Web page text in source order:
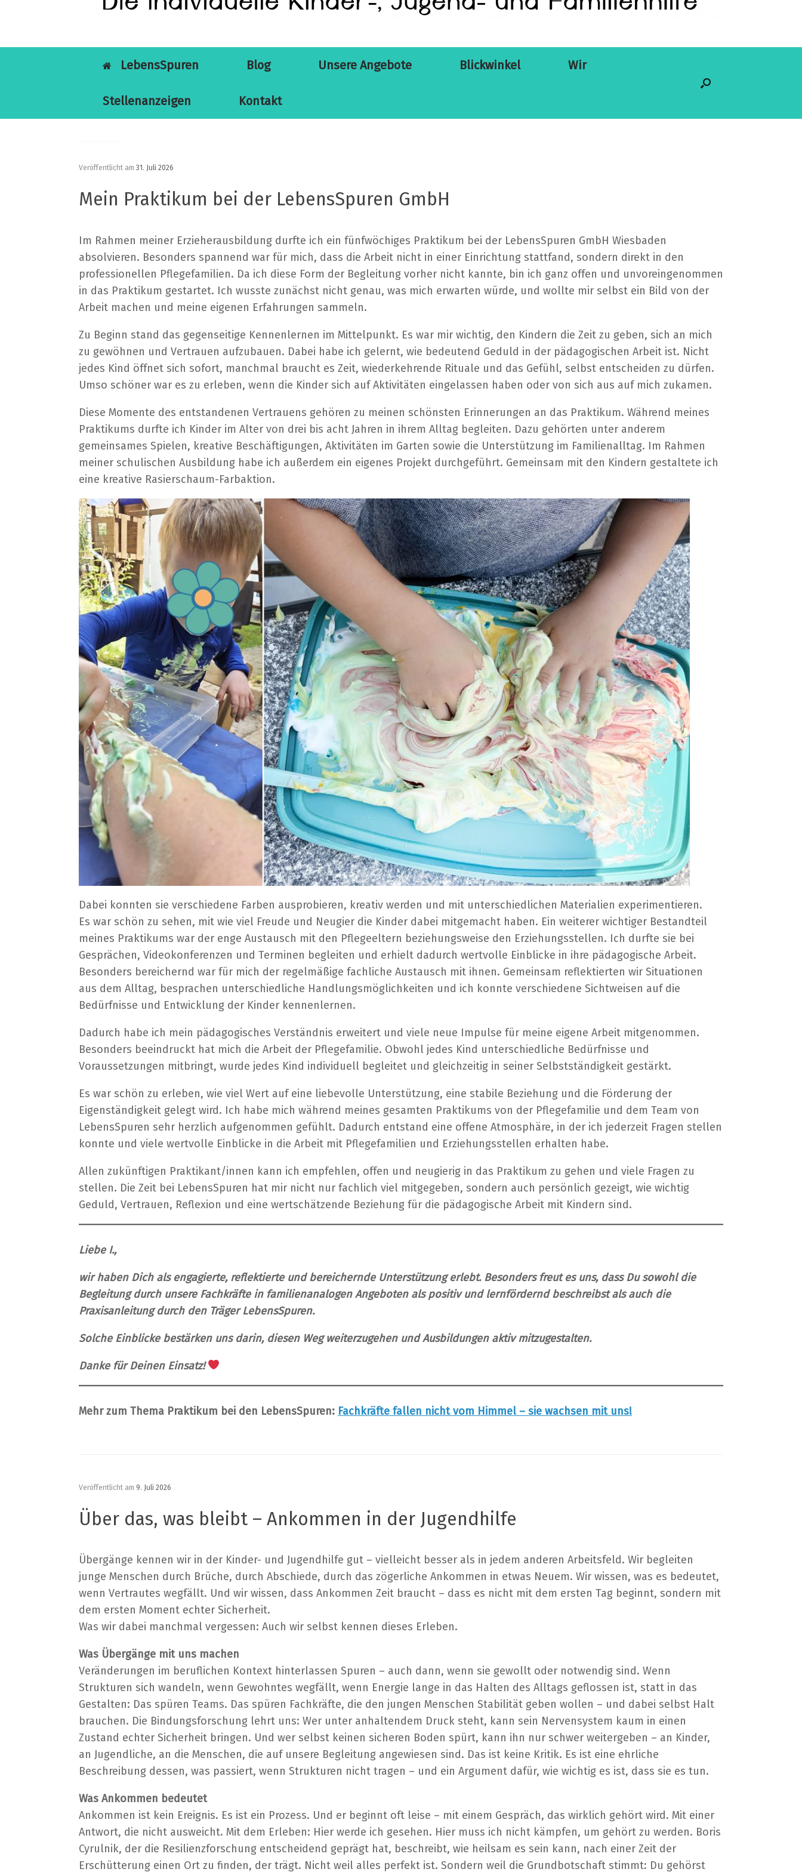
LebensSpuren Blog Unsere Angebote Blickwinkel Wir
Stellenanzeigen Kontakt
Veröffentlicht am 31. Juli 2026
Mein Praktikum bei der LebensSpuren GmbH
Im Rahmen meiner Erzieherausbildung durfte ich ein fünfwöchiges Praktikum bei der LebensSpuren GmbH Wiesbaden
absolvieren. Besonders spannend war für mich, dass die Arbeit nicht in einer Einrichtung stattfand, sondern direkt in den
professionellen Pflegefamilien. Da ich diese Form der Begleitung vorher nicht kannte, bin ich ganz offen und unvoreingenommen
in das Praktikum gestartet. Ich wusste zunächst nicht genau, was mich erwarten würde, und wollte mir selbst ein Bild von der
Arbeit machen und meine eigenen Erfahrungen sammeln.
Zu Beginn stand das gegenseitige Kennenlernen im Mittelpunkt. Es war mir wichtig, den Kindern die Zeit zu geben, sich an mich
zu gewöhnen und Vertrauen aufzubauen. Dabei habe ich gelernt, wie bedeutend Geduld in der pädagogischen Arbeit ist. Nicht
jedes Kind öffnet sich sofort, manchmal braucht es Zeit, wiederkehrende Rituale und das Gefühl, selbst entscheiden zu dürfen.
Umso schöner war es zu erleben, wenn die Kinder sich auf Aktivitäten eingelassen haben oder von sich aus auf mich zukamen.
Diese Momente des entstandenen Vertrauens gehören zu meinen schönsten Erinnerungen an das Praktikum. Während meines
Praktikums durfte ich Kinder im Alter von drei bis acht Jahren in ihrem Alltag begleiten. Dazu gehörten unter anderem
gemeinsames Spielen, kreative Beschäftigungen, Aktivitäten im Garten sowie die Unterstützung im Familienalltag. Im Rahmen
meiner schulischen Ausbildung habe ich außerdem ein eigenes Projekt durchgeführt. Gemeinsam mit den Kindern gestaltete ich
eine kreative Rasierschaum-Farbaktion.
Dabei konnten sie verschiedene Farben ausprobieren, kreativ werden und mit unterschiedlichen Materialien experimentieren.
Es war schön zu sehen, mit wie viel Freude und Neugier die Kinder dabei mitgemacht haben. Ein weiterer wichtiger Bestandteil
meines Praktikums war der enge Austausch mit den Pflegeeltern beziehungsweise den Erziehungsstellen. Ich durfte sie bei
Gesprächen, Videokonferenzen und Terminen begleiten und erhielt dadurch wertvolle Einblicke in ihre pädagogische Arbeit.
Besonders bereichernd war für mich der regelmäßige fachliche Austausch mit ihnen. Gemeinsam reflektierten wir Situationen
aus dem Alltag, besprachen unterschiedliche Handlungsmöglichkeiten und ich konnte verschiedene Sichtweisen auf die
Bedürfnisse und Entwicklung der Kinder kennenlernen.
Dadurch habe ich mein pädagogisches Verständnis erweitert und viele neue Impulse für meine eigene Arbeit mitgenommen.
Besonders beeindruckt hat mich die Arbeit der Pflegefamilie. Obwohl jedes Kind unterschiedliche Bedürfnisse und
Voraussetzungen mitbringt, wurde jedes Kind individuell begleitet und gleichzeitig in seiner Selbstständigkeit gestärkt.
Es war schön zu erleben, wie viel Wert auf eine liebevolle Unterstützung, eine stabile Beziehung und die Förderung der
Eigenständigkeit gelegt wird. Ich habe mich während meines gesamten Praktikums von der Pflegefamilie und dem Team von
LebensSpuren sehr herzlich aufgenommen gefühlt. Dadurch entstand eine offene Atmosphäre, in der ich jederzeit Fragen stellen
konnte und viele wertvolle Einblicke in die Arbeit mit Pflegefamilien und Erziehungsstellen erhalten habe.
Allen zukünftigen Praktikant/innen kann ich empfehlen, offen und neugierig in das Praktikum zu gehen und viele Fragen zu
stellen. Die Zeit bei LebensSpuren hat mir nicht nur fachlich viel mitgegeben, sondern auch persönlich gezeigt, wie wichtig
Geduld, Vertrauen, Reflexion und eine wertschätzende Beziehung für die pädagogische Arbeit mit Kindern sind.
Liebe I.,
wir haben Dich als engagierte, reflektierte und bereichernde Unterstützung erlebt. Besonders freut es uns, dass Du sowohl die
Begleitung durch unsere Fachkräfte in familienanalogen Angeboten als positiv und lernfördernd beschreibst als auch die
Praxisanleitung durch den Träger LebensSpuren.
Solche Einblicke bestärken uns darin, diesen Weg weiterzugehen und Ausbildungen aktiv mitzugestalten.
Danke für Deinen Einsatz!
Mehr zum Thema Praktikum bei den LebensSpuren: Fachkräfte fallen nicht vom Himmel – sie wachsen mit uns!
Veröffentlicht am 9. Juli 2026
Über das, was bleibt – Ankommen in der Jugendhilfe
Übergänge kennen wir in der Kinder- und Jugendhilfe gut – vielleicht besser als in jedem anderen Arbeitsfeld. Wir begleiten
junge Menschen durch Brüche, durch Abschiede, durch das zögerliche Ankommen in etwas Neuem. Wir wissen, was es bedeutet,
wenn Vertrautes wegfällt. Und wir wissen, dass Ankommen Zeit braucht – dass es nicht mit dem ersten Tag beginnt, sondern mit
dem ersten Moment echter Sicherheit.
Was wir dabei manchmal vergessen: Auch wir selbst kennen dieses Erleben.
Was Übergänge mit uns machen
Veränderungen im beruflichen Kontext hinterlassen Spuren – auch dann, wenn sie gewollt oder notwendig sind. Wenn
Strukturen sich wandeln, wenn Gewohntes wegfällt, wenn Energie lange in das Halten des Alltags geflossen ist, statt in das
Gestalten: Das spüren Teams. Das spüren Fachkräfte, die den jungen Menschen Stabilität geben wollen – und dabei selbst Halt
brauchen. Die Bindungsforschung lehrt uns: Wer unter anhaltendem Druck steht, kann sein Nervensystem kaum in einen
Zustand echter Sicherheit bringen. Und wer selbst keinen sicheren Boden spürt, kann ihn nur schwer weitergeben – an Kinder,
an Jugendliche, an die Menschen, die auf unsere Begleitung angewiesen sind. Das ist keine Kritik. Es ist eine ehrliche
Beschreibung dessen, was passiert, wenn Strukturen nicht tragen – und ein Argument dafür, wie wichtig es ist, dass sie es tun.
Was Ankommen bedeutet
Ankommen ist kein Ereignis. Es ist ein Prozess. Und er beginnt oft leise – mit einem Gespräch, das wirklich gehört wird. Mit einer
Antwort, die nicht ausweicht. Mit dem Erleben: Hier werde ich gesehen. Hier muss ich nicht kämpfen, um gehört zu werden. Boris
Cyrulnik, der die Resilienzforschung entscheidend geprägt hat, beschreibt, wie heilsam es sein kann, nach einer Zeit der
Erschütterung einen Ort zu finden, der trägt. Nicht weil alles perfekt ist. Sondern weil die Grundbotschaft stimmt: Du gehörst